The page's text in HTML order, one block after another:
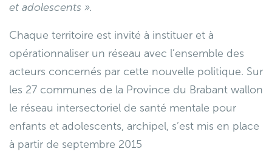
et adolescents ».
Chaque territoire est invité à instituer et à
opérationnaliser un réseau avec l’ensemble des
acteurs concernés par cette nouvelle politique. Sur
les 27 communes de la Province du Brabant wallon
le réseau intersectoriel de santé mentale pour
enfants et adolescents, archipel, s’est mis en place
à partir de septembre 2015